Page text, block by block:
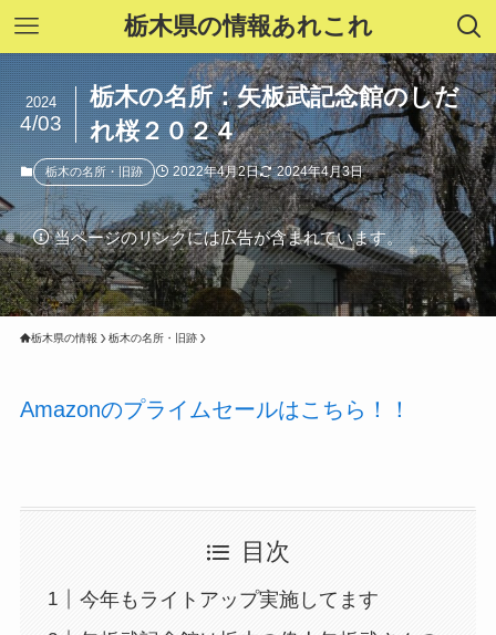
栃木県の情報あれこれ
栃木の名所：矢板武記念館のしだ
れ桜２０２４
2024
4/03
栃木の名所・旧跡 2022年4月2日 2024年4月3日
当ページのリンクには広告が含まれています。
栃木県の情報 栃木の名所・旧跡
Amazonのプライムセールはこちら！！
目次
今年もライトアップ実施してます